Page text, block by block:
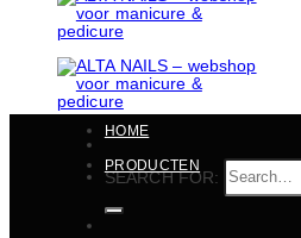
SEARCH FOR:
HOME
PRODUCTEN